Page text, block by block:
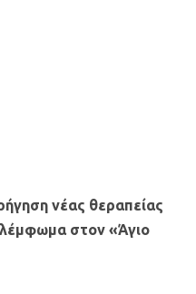
νέας θεραπείας
λέμφωμα στον «Άγιο